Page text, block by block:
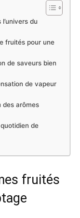
du
fruités pour une
de saveurs bien
de vapeur
des arômes
de
fruités